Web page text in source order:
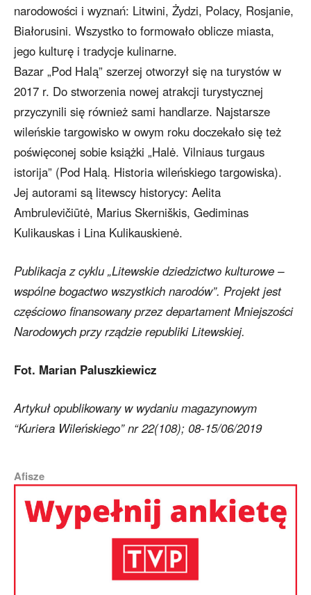
narodowości i wyznań: Litwini, Żydzi, Polacy, Rosjanie,
Białorusini. Wszystko to formowało oblicze miasta,
jego kulturę i tradycje kulinarne.
Bazar „Pod Halą” szerzej otworzył się na turystów w
2017 r. Do stworzenia nowej atrakcji turystycznej
przyczynili się również sami handlarze. Najstarsze
wileńskie targowisko w owym roku doczekało się też
poświęconej sobie książki „Halė. Vilniaus turgaus
istorija” (Pod Halą. Historia wileńskiego targowiska).
Jej autorami są litewscy historycy: Aelita
Ambrulevičiūtė, Marius Skerniškis, Gediminas
Kulikauskas i Lina Kulikauskienė.
Publikacja z cyklu „Litewskie dziedzictwo kulturowe –
wspólne bogactwo wszystkich narodów”. Projekt jest
częściowo finansowany przez departament Mniejszości
Narodowych przy rządzie republiki Litewskiej.
Fot. Marian Paluszkiewicz
Artykuł opublikowany w wydaniu magazynowym
“Kuriera Wileńskiego” nr 22(108); 08-15/06/2019
Afisze